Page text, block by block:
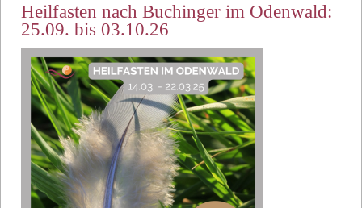
Heilfasten nach Buchinger im Odenwald:
25.09. bis 03.10.26